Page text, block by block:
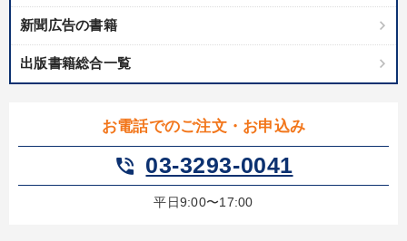
新聞広告の書籍
出版書籍総合一覧
お電話でのご注文・お申込み
phone_in_talk 03-3293-0041
平日9:00〜17:00